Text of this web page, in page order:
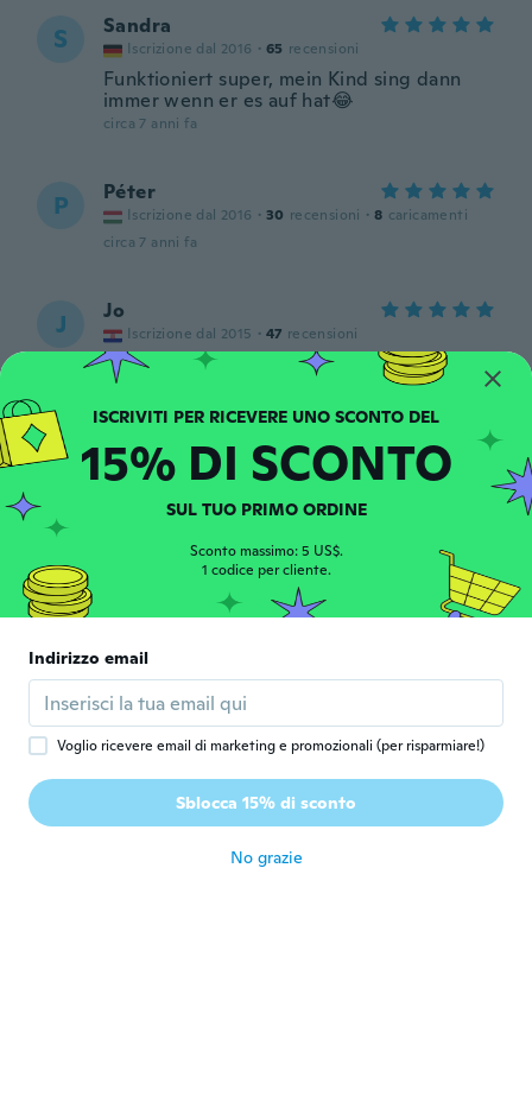
S Sandra
Iscrizione dal 2016 · 65 recensioni
Funktioniert super, mein Kind sing dann
immer wenn er es auf hat😂
circa 7 anni fa
P Péter
Iscrizione dal 2016 · 30 recensioni · 8 caricamenti
circa 7 anni fa
J Jo
Iscrizione dal 2015 · 47 recensioni
Preveliko za bebu od 3 mjeseca
circa 7 anni fa
C Casey
Iscrizione dal 2016 · 67 recensioni · 24 caricamenti
Arrived early
K Iscrizione dal 2018 · 10 recensioni · 3 caricamenti
Just as the picture. It fits on my 10 month
old. It even fits on me. The material is a
foam.
circa 7 anni fa
Boris
Iscrizione dal 2014 · 47 recensioni
15% DI SCONTO
SUL TUO PRIMO ORDINE
Sconto massimo: 5 US$.
1 codice per cliente.
Indirizzo email
Voglio ricevere email di marketing e promozionali (per risparmiare!)
Sblocca 15% di sconto
No grazie